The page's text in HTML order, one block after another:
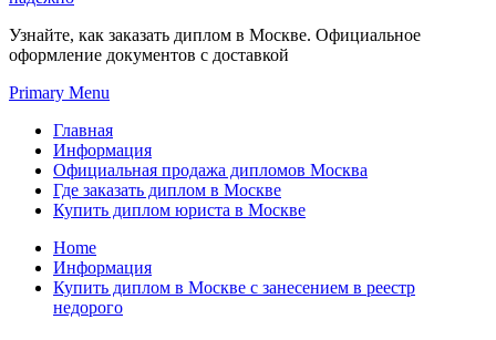
Узнайте, как заказать диплом в Москве. Официальное
оформление документов с доставкой
Primary Menu
Главная
Информация
Официальная продажа дипломов Москва
Где заказать диплом в Москве
Купить диплом юриста в Москве
Home
Информация
Купить диплом в Москве с занесением в реестр
недорого